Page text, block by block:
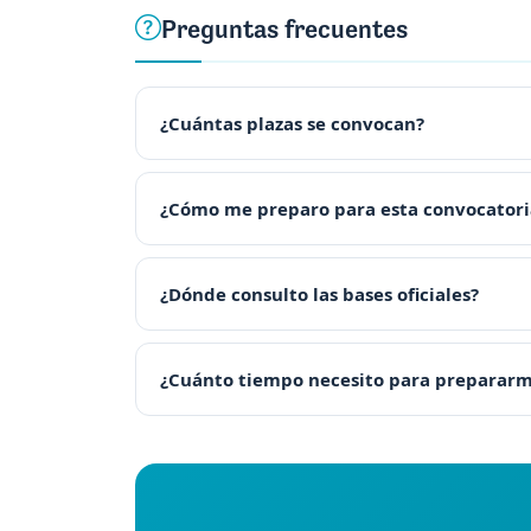
Preguntas frecuentes
¿Cuántas plazas se convocan?
¿Cómo me preparo para esta
¿Dónde consulto las bases oficiales?
¿Cuánto tiempo necesito para